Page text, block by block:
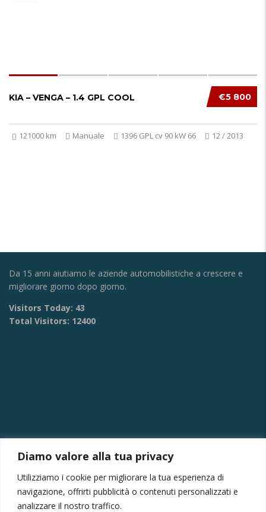
Diamo valore alla tua privacy
Utilizziamo i cookie per migliorare la tua esperienza di
navigazione, offrirti pubblicità o contenuti personalizzati e
analizzare il nostro traffico.
€5 800
KIA – VENGA – 1.4 GPL COOL
121000 km Manuale 1396 GPL cv 90 kW 66 12 / 2013
Da 15 anni aiutiamo le aziende automobilistiche a crescere e
migliorare giorno dopo giorno.
Visitors Today: 43
Total Visitors: 12400
Via Provinciale Montagna Spaccata 228/H Napoli
Raffaele +39 3282694809